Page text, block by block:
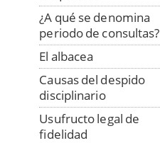
¿A qué se denomina
periodo de consultas?
El albacea
Causas del despido
disciplinario
Usufructo legal de
fidelidad